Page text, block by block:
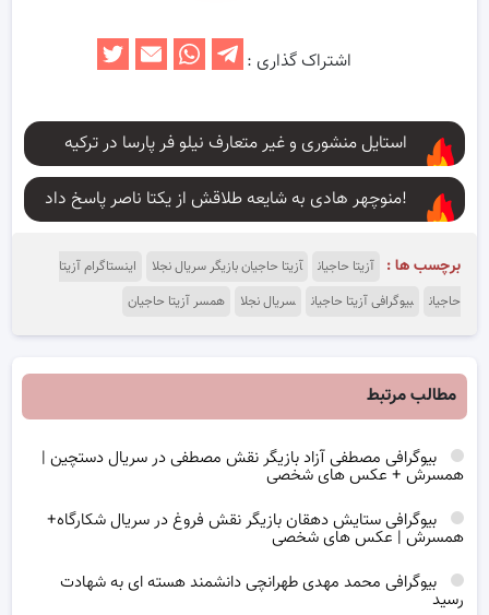
اشتراک گذاری :
استایل منشوری و غیر متعارف نیلو فر پارسا در ترکیه
منوچهر هادی به شایعه طلاقش از یکتا ناصر پاسخ داد!
برچسب ها : آزیتا حاجیان آزیتا حاجیان بازیگر سریال نجلا
اینستاگرام آزیتا
حاجیان
بیوگرافی آزیتا حاجیان سریال نجلا همسر آزیتا حاجیان
مطالب مرتبط
بیوگرافی مصطفی آزاد بازیگر نقش مصطفی در سریال دستچین |
همسرش + عکس های شخصی
بیوگرافی ستایش دهقان بازیگر نقش فروغ در سریال شکارگاه+
همسرش | عکس های شخصی
بیوگرافی محمد مهدی طهرانچی دانشمند هسته ای به شهادت
رسید